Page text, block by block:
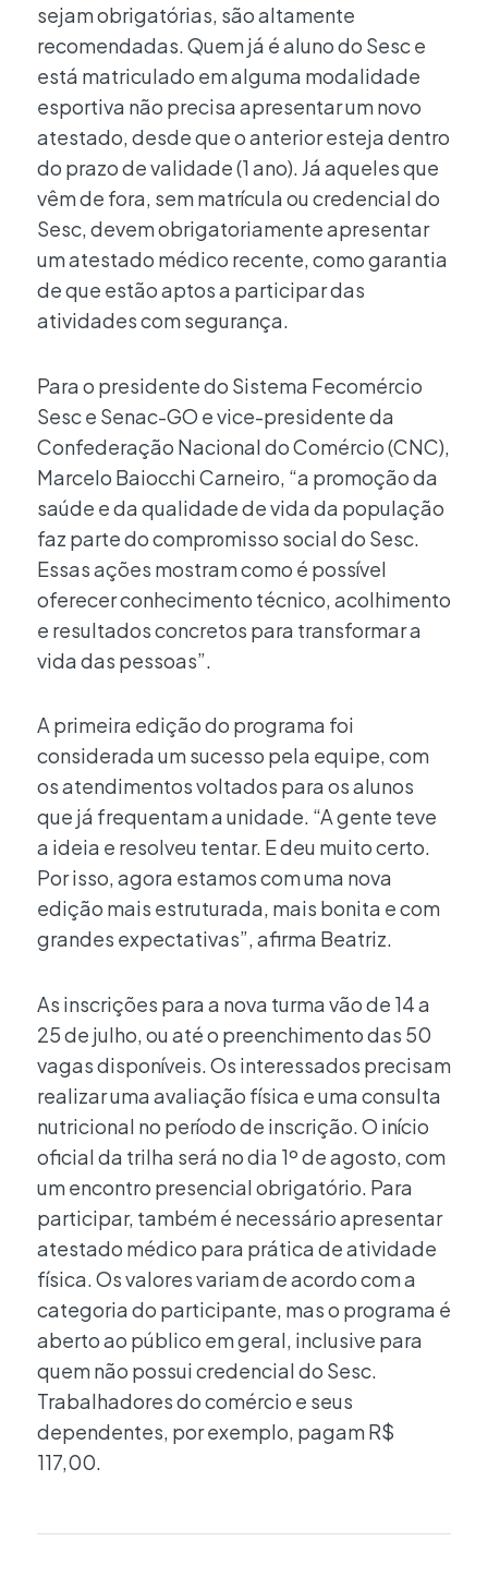
sejam obrigatórias, são altamente
recomendadas. Quem já é aluno do Sesc e
está matriculado em alguma modalidade
esportiva não precisa apresentar um novo
atestado, desde que o anterior esteja dentro
do prazo de validade (1 ano). Já aqueles que
vêm de fora, sem matrícula ou credencial do
Sesc, devem obrigatoriamente apresentar
um atestado médico recente, como garantia
de que estão aptos a participar das
atividades com segurança.
Para o presidente do Sistema Fecomércio
Sesc e Senac-GO e vice-presidente da
Confederação Nacional do Comércio (CNC),
Marcelo Baiocchi Carneiro, “a promoção da
saúde e da qualidade de vida da população
faz parte do compromisso social do Sesc.
Essas ações mostram como é possível
oferecer conhecimento técnico, acolhimento
e resultados concretos para transformar a
vida das pessoas”.
A primeira edição do programa foi
considerada um sucesso pela equipe, com
os atendimentos voltados para os alunos
que já frequentam a unidade. “A gente teve
a ideia e resolveu tentar. E deu muito certo.
Por isso, agora estamos com uma nova
edição mais estruturada, mais bonita e com
grandes expectativas”, afirma Beatriz.
As inscrições para a nova turma vão de 14 a
25 de julho, ou até o preenchimento das 50
vagas disponíveis. Os interessados precisam
realizar uma avaliação física e uma consulta
nutricional no período de inscrição. O início
oficial da trilha será no dia 1º de agosto, com
um encontro presencial obrigatório. Para
participar, também é necessário apresentar
atestado médico para prática de atividade
física. Os valores variam de acordo com a
categoria do participante, mas o programa é
aberto ao público em geral, inclusive para
quem não possui credencial do Sesc.
Trabalhadores do comércio e seus
dependentes, por exemplo, pagam R$
117,00.